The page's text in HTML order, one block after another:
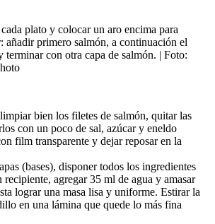
plato y colocar un aro encima para
añadir primero salmón, a continuación el
terminar con otra capa de salmón. | Foto:
bien los filetes de salmón, quitar las
con un poco de sal, azúcar y eneldo
film transparente y dejar reposar en la
(bases), disponer todos los ingredientes
recipiente, agregar 35 ml de agua y amasar
lograr una masa lisa y uniforme. Estirar la
en una lámina que quede lo más fina